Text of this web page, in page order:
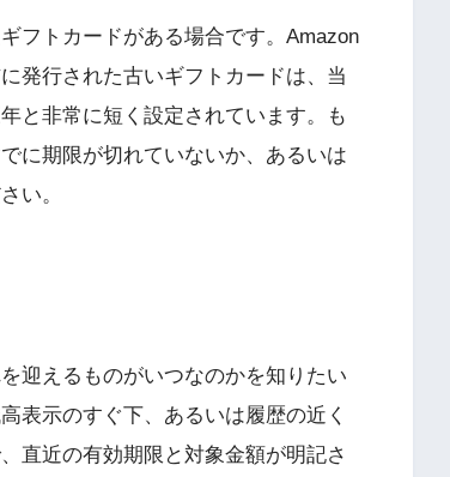
フトカードがある場合です。Amazon
発行された古いギフトカードは、当
と非常に短く設定されています。も
に期限が切れていないか、あるいは
い。
迎えるものがいつなのかを知りたい
表示のすぐ下、あるいは履歴の近く
直近の有効期限と対象金額が明記さ